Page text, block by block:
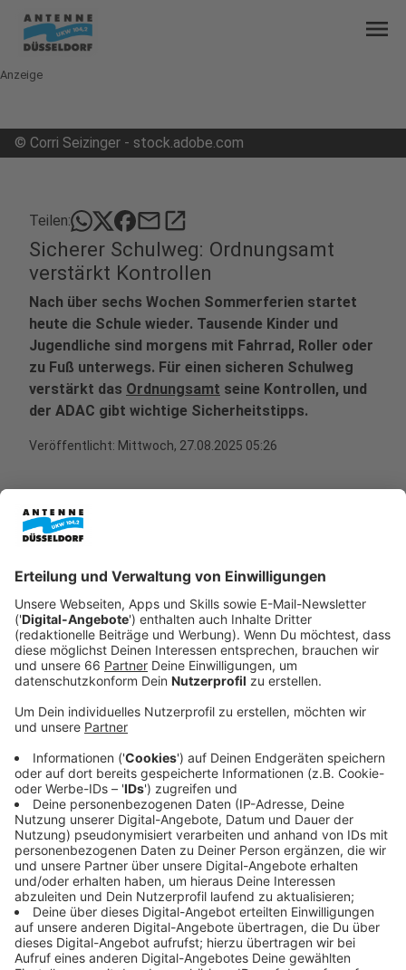
menu
Anzeige
© Corri Seizinger - stock.adobe.com
Teilen: mailopen_in_new
Sicherer Schulweg: Ordnungsamt
verstärkt Kontrollen
Nach über sechs Wochen Sommerferien startet
heute die Schule wieder. Tausende Kinder und
Jugendliche sind morgens mit Fahrrad, Roller oder
zu Fuß unterwegs. Für einen sicheren Schulweg
verstärkt das Ordnungsamt seine Kontrollen, und
der ADAC gibt wichtige Sicherheitstipps.
Veröffentlicht: Mittwoch, 27.08.2025 05:26
Sichtbarkeit und Schutz sind entscheidend
DerADACrät, Kinder gut sichtbar zu kleiden – etwa
mit Reflektoren an Kleidung und Tornister. Auch wenn
Reflektoren die Sicherheit. Zudem sollten Kinder auf
sich vor Verletzungen zu schützen.
Anzeige
Kontrollen rund um Düsseldorfer Schulen
Anzeige
Das Ordnungsamt ist in den ersten zwei Wochen nach